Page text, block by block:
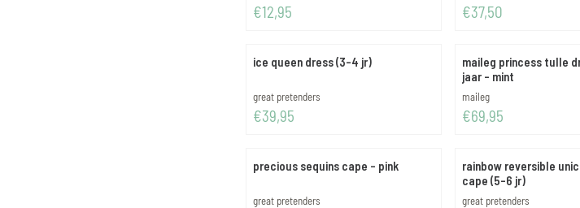
Prijs: 12,95
€12,95 Prijs: 37,50
€37,50
ice queen dress (3-4 jr)
Merk:
great pretenders
Prijs: 39,95
€39,95
maileg princess tulle
jaar - mint
Merk:
maileg
Prijs: 69,95
€69,95
precious sequins cape - pink
Merk:
great pretenders
rainbow reversible
cape (5-6 jr)
Merk:
great pretenders